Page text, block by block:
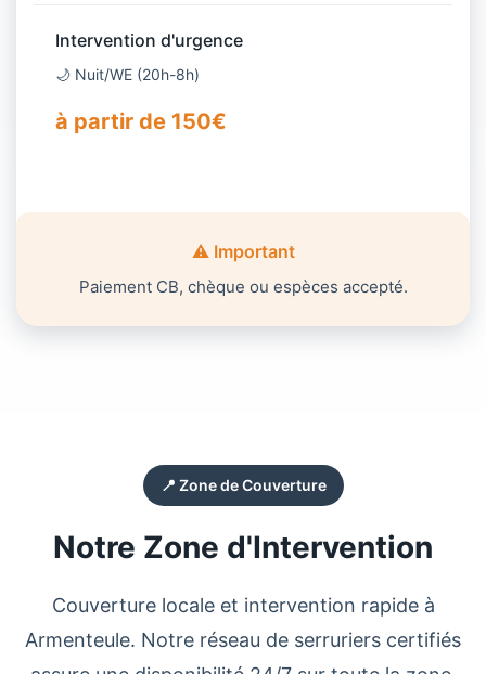
Intervention d'urgence
🌙 Nuit/WE (20h-8h)
à partir de 150€
⚠️ Important
Paiement CB, chèque ou espèces accepté.
📍 Zone de Couverture
Notre Zone d'Intervention
Couverture locale et intervention rapide à
Armenteule. Notre réseau de serruriers certifiés